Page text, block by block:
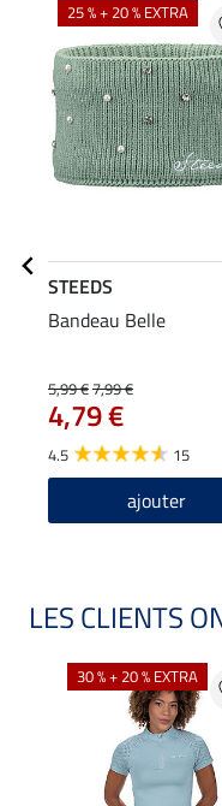
25 % + 20 % EXTRA
STEEDS
Bandeau Belle
5,99 €7,99 €
4,79 €
4.5 15
ajouter
LES CLIENTS
30 % + 20 % EXTRA